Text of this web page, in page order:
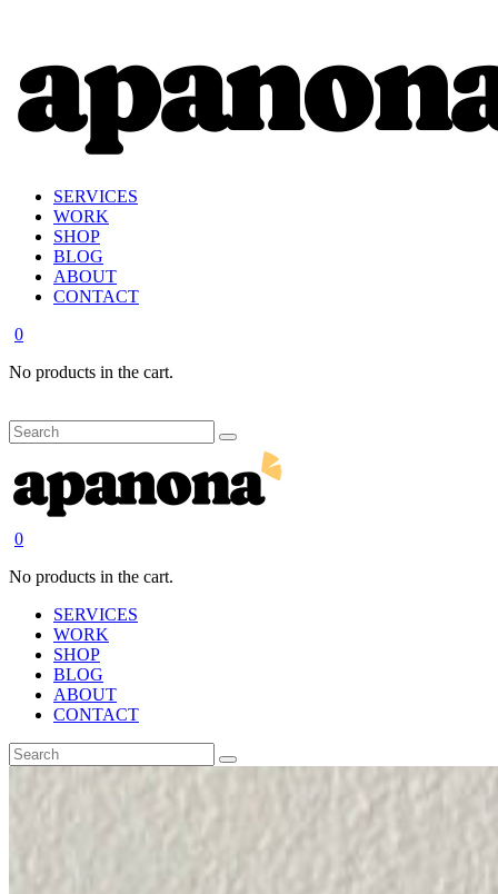
SERVICES
WORK
SHOP
BLOG
ABOUT
CONTACT
0
No products in the cart.
0
No products in the cart.
SERVICES
WORK
SHOP
BLOG
ABOUT
CONTACT